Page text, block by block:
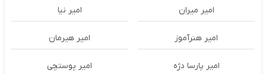
امیر میران امیر نیا
امیر هنرآموز امیر هیرمان
امیر پارسا دژه امیر پوستچی